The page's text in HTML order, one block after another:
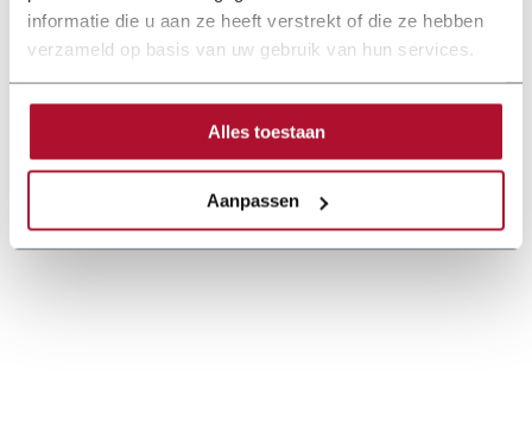
informatie die u aan ze heeft verstrekt of die ze hebben
verzameld op basis van uw gebruik van hun services.
Alles toestaan
Aanpassen
Documentation
schechtl-zetbank-handbediend-joerg-en-2022.pdf